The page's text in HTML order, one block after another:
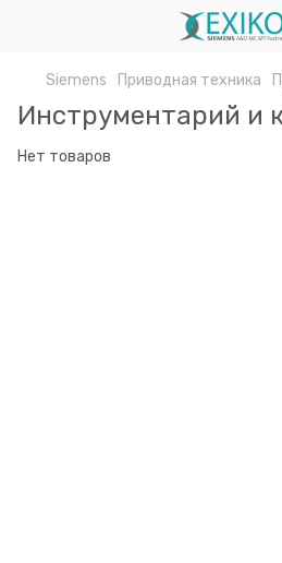
Siemens Приводная техника
Инструментарий и
Нет товаров